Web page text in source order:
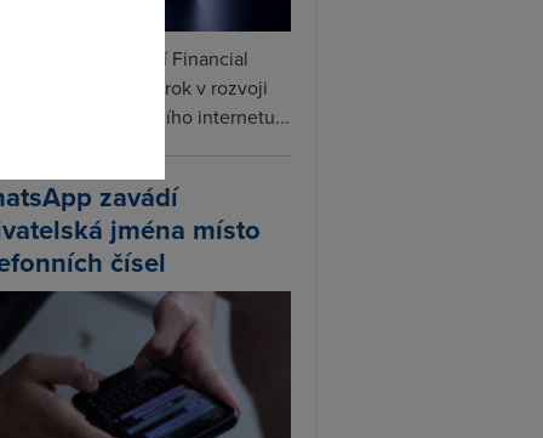
podle informací Financial
připravuje další krok v rozvoji
Vedle satelitního internetu...
zavádí
jména místo
čísel